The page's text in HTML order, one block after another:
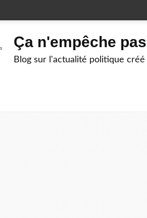
Ça n'empêche
Blog sur l'actualité politique créé